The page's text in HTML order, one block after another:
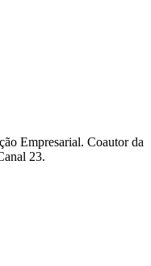
Empresarial. Coautor da
23.